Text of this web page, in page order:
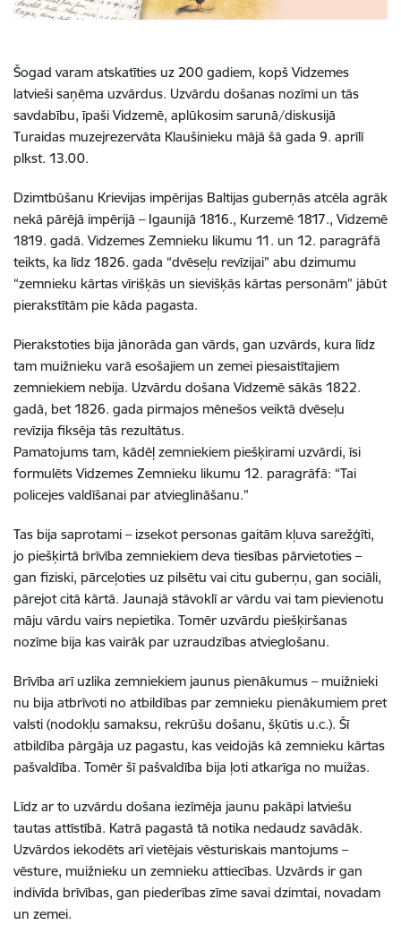
Šogad varam atskatīties uz 200 gadiem, kopš Vidzemes
latvieši saņēma uzvārdus. Uzvārdu došanas nozīmi un tās
savdabību, īpaši Vidzemē, aplūkosim sarunā/diskusijā
Turaidas muzejrezervāta Klaušinieku mājā šā gada 9. aprīlī
plkst. 13.00.
Dzimtbūšanu Krievijas impērijas Baltijas guberņās atcēla agrāk
nekā pārējā impērijā – Igaunijā 1816., Kurzemē 1817., Vidzemē
1819. gadā. Vidzemes Zemnieku likumu 11. un 12. paragrāfā
teikts, ka līdz 1826. gada “dvēseļu revīzijai” abu dzimumu
“zemnieku kārtas vīrišķās un sievišķās kārtas personām” jābūt
pierakstītām pie kāda pagasta.
Pierakstoties bija jānorāda gan vārds, gan uzvārds, kura līdz
tam muižnieku varā esošajiem un zemei piesaistītajiem
zemniekiem nebija. Uzvārdu došana Vidzemē sākās 1822.
gadā, bet 1826. gada pirmajos mēnešos veiktā dvēseļu
revīzija fiksēja tās rezultātus.
Pamatojums tam, kādēļ zemniekiem piešķirami uzvārdi, īsi
formulēts Vidzemes Zemnieku likumu 12. paragrāfā: “Tai
policejes valdīšanai par atvieglināšanu.”
Tas bija saprotami – izsekot personas gaitām kļuva sarežģīti,
jo piešķirtā brīvība zemniekiem deva tiesības pārvietoties –
gan fiziski, pārceļoties uz pilsētu vai citu guberņu, gan sociāli,
pārejot citā kārtā. Jaunajā stāvoklī ar vārdu vai tam pievienotu
māju vārdu vairs nepietika. Tomēr uzvārdu piešķiršanas
nozīme bija kas vairāk par uzraudzības atvieglošanu.
Brīvība arī uzlika zemniekiem jaunus pienākumus – muižnieki
nu bija atbrīvoti no atbildības par zemnieku pienākumiem pret
valsti (nodokļu samaksu, rekrūšu došanu, šķūtis u.c.). Šī
atbildība pārgāja uz pagastu, kas veidojās kā zemnieku kārtas
pašvaldība. Tomēr šī pašvaldība bija ļoti atkarīga no muižas.
Līdz ar to uzvārdu došana iezīmēja jaunu pakāpi latviešu
tautas attīstībā. Katrā pagastā tā notika nedaudz savādāk.
Uzvārdos iekodēts arī vietējais vēsturiskais mantojums –
vēsture, muižnieku un zemnieku attiecības. Uzvārds ir gan
indivīda brīvības, gan piederības zīme savai dzimtai, novadam
un zemei.